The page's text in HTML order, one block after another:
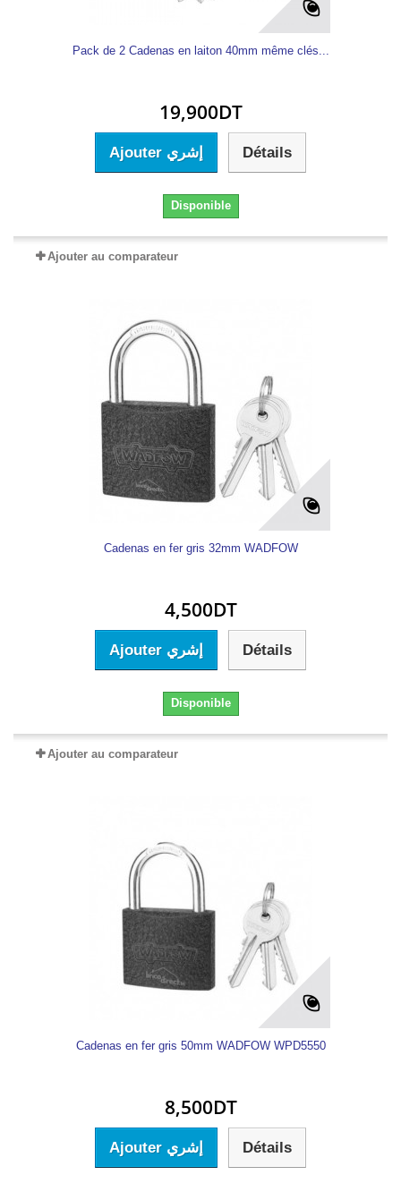
Pack de 2 Cadenas en laiton 40mm même clés...
19,900DT
Ajouter إشري Détails
Disponible
Ajouter au comparateur
Cadenas en fer gris 32mm WADFOW
4,500DT
Ajouter إشري Détails
Disponible
Ajouter au comparateur
Cadenas en fer gris 50mm WADFOW WPD5550
8,500DT
Ajouter إشري Détails